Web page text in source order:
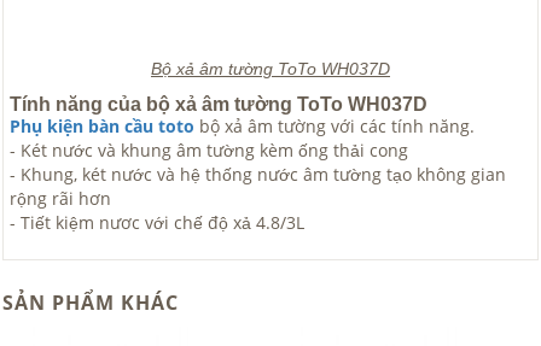
Bộ xả âm tường ToTo WH037D
Tính năng của bộ xả âm tường ToTo WH037D
Phụ kiện bàn cầu toto bộ xả âm tường với các tính năng.
- Két nước và khung âm tường kèm ống thải cong
- Khung, két nước và hệ thống nước âm tường tạo không gian
rộng rãi hơn
- Tiết kiệm nươc với chế độ xả 4.8/3L
SẢN PHẨM KHÁC